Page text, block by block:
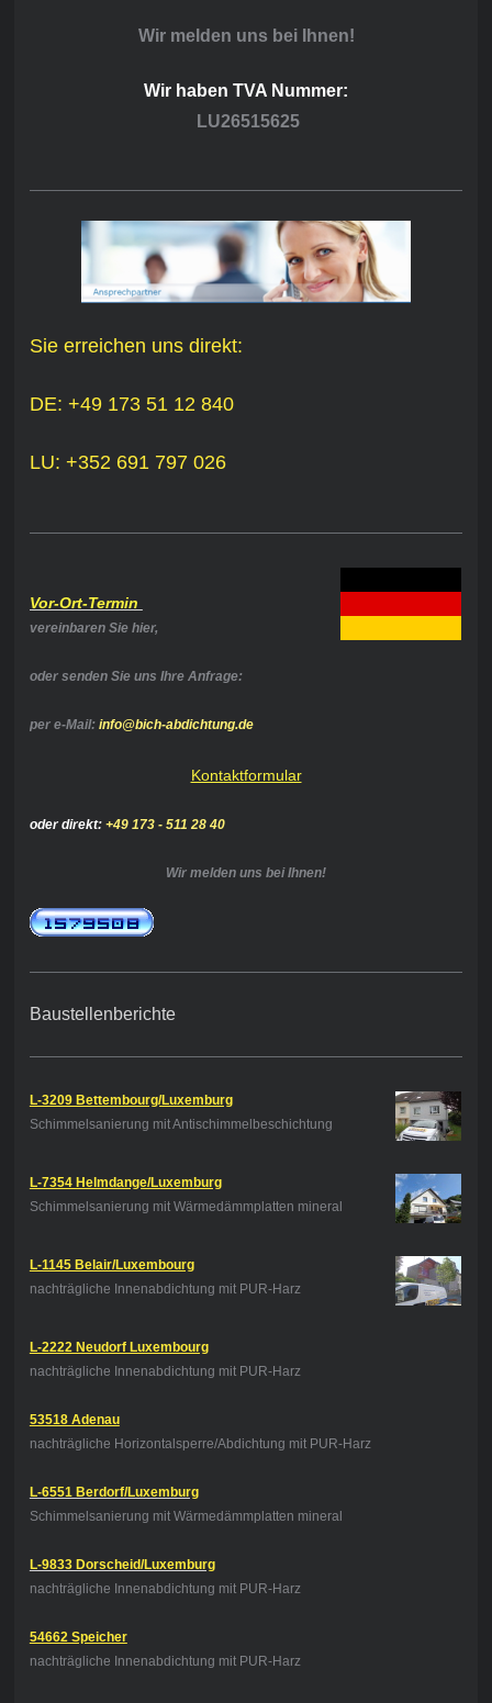
Wir melden uns bei Ihnen!
Wir haben TVA Nummer:
LU26515625
Sie erreichen uns direkt:
DE: +49 173 51 12 840
LU: +352 691 797 026
Vor-Ort-Termin
vereinbaren Sie hier,
oder senden Sie uns Ihre Anfrage:
per e-Mail: info@bich-abdichtung.de
Kontaktformular
oder direkt: +49 173 - 511 28 40
Wir melden uns bei Ihnen!
Baustellenberichte
L-3209 Bettembourg/Luxemburg
Schimmelsanierung mit Antischimmelbeschichtung
L-7354 Helmdange/Luxemburg
Schimmelsanierung mit Wärmedämmplatten mineral
L-1145 Belair/Luxembourg
nachträgliche Innenabdichtung mit PUR-Harz
L-2222 Neudorf Luxembourg
nachträgliche Innenabdichtung mit PUR-Harz
53518 Adenau
nachträgliche Horizontalsperre/Abdichtung mit PUR-Harz
L-6551 Berdorf/Luxemburg
Schimmelsanierung mit Wärmedämmplatten mineral
L-9833 Dorscheid/Luxemburg
nachträgliche Innenabdichtung mit PUR-Harz
54662 Speicher
nachträgliche Innenabdichtung mit PUR-Harz